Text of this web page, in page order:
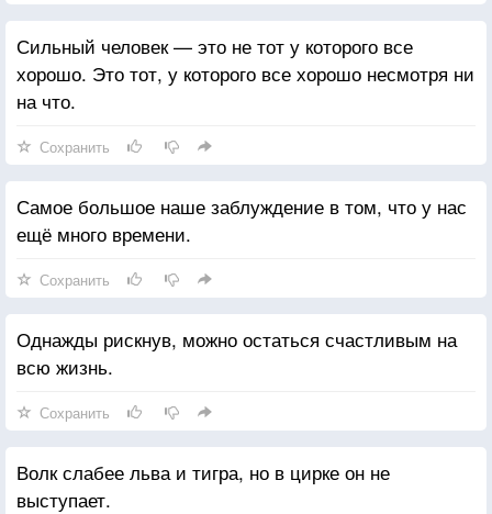
Сильный человек — это не тот у которого все
хорошо. Это тот, у которого все хорошо несмотря ни
на что.
Сохранить
Самое большое наше заблуждение в том, что у нас
ещё много времени.
Сохранить
Однажды рискнув, можно остаться счастливым на
всю жизнь.
Сохранить
Волк слабее льва и тигра, но в цирке он не
выступает.